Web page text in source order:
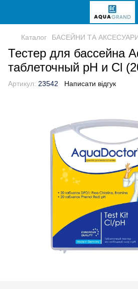
Каталог БАСЕЙНИ ТА
Тестер для бассейна
таблеточный pH и Cl
Артикул: 23542 Написати відгук